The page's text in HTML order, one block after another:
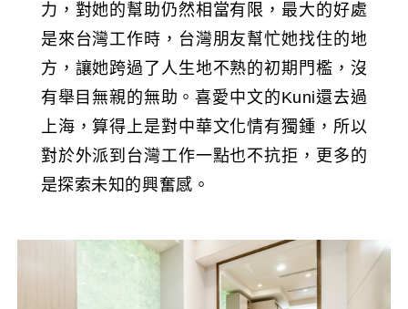
力，對她的幫助仍然相當有限，最大的好處
是來台灣工作時，台灣朋友幫忙她找住的地
方，讓她跨過了人生地不熟的初期門檻，沒
有舉目無親的無助。喜愛中文的Kuni還去過
上海，算得上是對中華文化情有獨鍾，所以
對於外派到台灣工作一點也不抗拒，更多的
是探索未知的興奮感。